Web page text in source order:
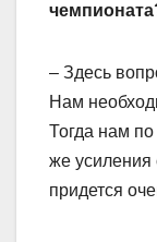
– Здесь
Нам
Тогда нам
же усиления
придется